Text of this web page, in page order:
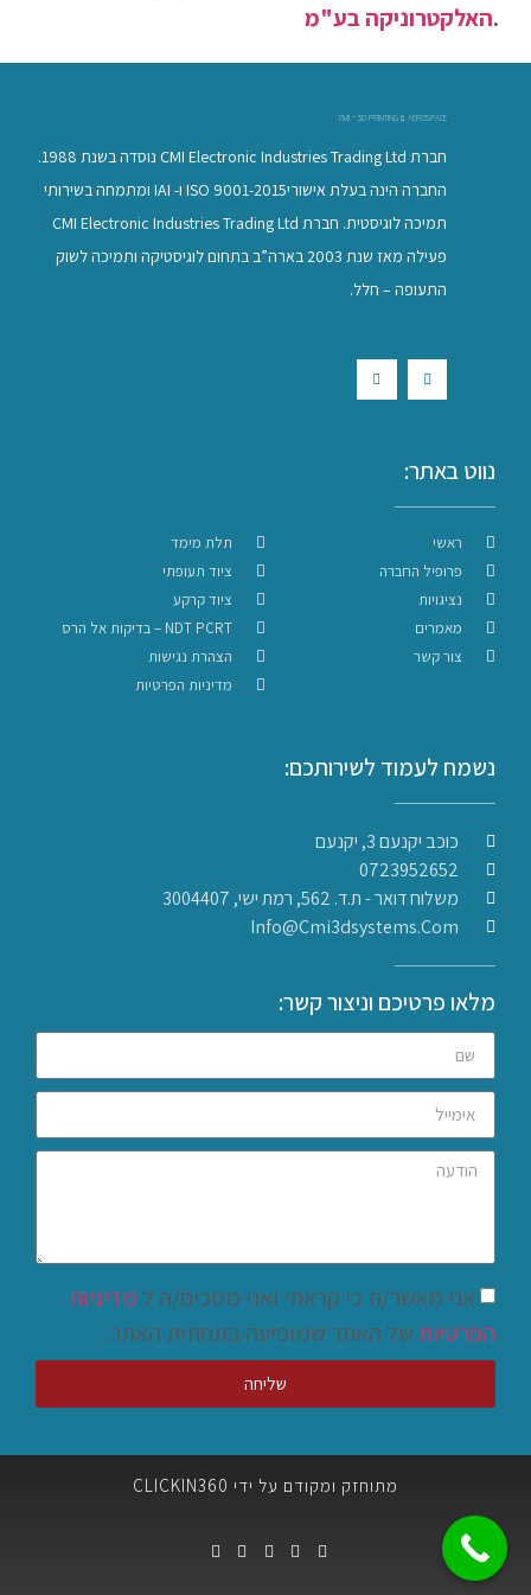
האלקטרוניקה בע"מ.
CMI - 3D PRINTING & AEROSPACE
חברת CMI Electronic Industries Trading Ltd נוסדה בשנת 1988.
החברה הינה בעלת אישוריISO 9001-2015 ו- IAI ומתמחה בשירותי
תמיכה לוגיסטית. חברת CMI Electronic Industries Trading Ltd
פעילה מאז שנת 2003 בארה”ב בתחום לוגיסטיקה ותמיכה לשוק
התעופה – חלל.
נווט באתר:
ראשי
פרופיל החברה
נציגויות
מאמרים
צור קשר
תלת מימד
ציוד תעופתי
ציוד קרקע
NDT PCRT – בדיקות אל הרס
הצהרת נגישות
מדיניות הפרטיות
נשמח לעמוד לשירותכם:
כוכב יקנעם 3, יקנעם
0723952652
משלוח דואר - ת.ד. 562, רמת ישי, 3004407​
Info@cmi3dsystems.com
מלאו פרטיכם וניצור קשר:
אני מאשר/ת כי קראתי ואני מסכים/ה למדיניות
הפרטיות של האתר שמופיעה בתחתית האתר.
שליחה
מתוחזק ומקודם על ידי CLICKIN360